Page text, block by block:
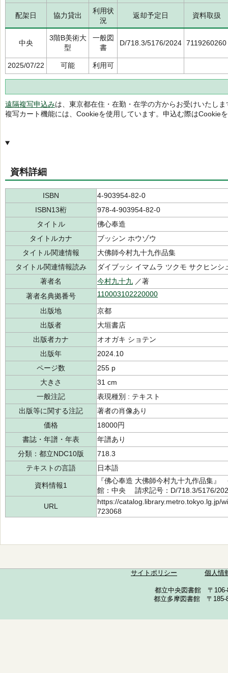
配架日 協力貸出
利用状
況
返却予定日 資料取扱
中央
3階B美術大
型
一般図
書
D/718.3/5176/2024 7119260260
2025/07/22 可能 利用可
遠隔複写申込みは、東京都在住・在勤・在学の方からお受けいたしま
複写カート機能には、Cookieを使用しています。申込む際はCookie
資料詳細
ISBN
4-903954-82-0
ISBN13桁
978-4-903954-82-0
タイトル
佛心奉造
タイトルカナ
ブッシン ホウゾウ
タイトル関連情報
大佛師今村九十九作品集
タイトル関連情報読み
ダイブッシ イマムラ ツクモ サクヒンシ
著者名
今村九十九 ／著
著者名典拠番号
110003102220000
出版地
京都
出版者
大垣書店
出版者カナ
オオガキ ショテン
出版年
2024.10
ページ数
255 p
大きさ
31 cm
一般注記
表現種別 : テキスト
出版等に関する注記
著者の肖像あり
価格
18000円
書誌・年譜・年表
年譜あり
分類：都立NDC10版
718.3
テキストの言語
日本語
資料情報1
『佛心奉造 大佛師今村九十九作品集
館：中央 請求記号：D/718.3/5176/
URL
https://catalog.library.metro.tokyo.lg.jp/
723068
サイトポリシー 個人情
都立中央図書館 〒
都立多摩図書館 〒185-